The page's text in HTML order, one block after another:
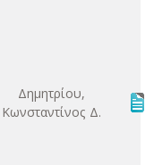
Δημητρίου,
Κωνσταντίνος Δ.